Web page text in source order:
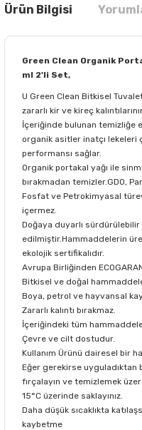
Ürün Bilgisi
Green Clean Organik
ml 2'li Set,
U Green Clean Bitkisel
zararlı kir ve kireç
İçeriğinde bulunan temizliğe
organik asitler inatçı lekeleri
performansı sağlar.
Organik portakal yağı ile
bırakmadan temizler.GDO,
Fosfat ve Petrokimyasal
içermez.
Doğaya duyarlı
edilmiştir.Hammaddelerin
ekolojik sertifikalıdır.
Avrupa Birliğinden
Bitkisel ve doğal
Boya, petrol ve hayvansal
Zararlı kalıntı bırakmaz.
İçeriğindeki tüm
Çevre ve cilt dostudur.
Kullanım Ürünü dairesel bir
Eğer gerekirse uyguladıktan
fırçalayın ve temizlemek
15°C üzerinde saklayınız.
Daha düşük sıcaklıkta
kaybetme